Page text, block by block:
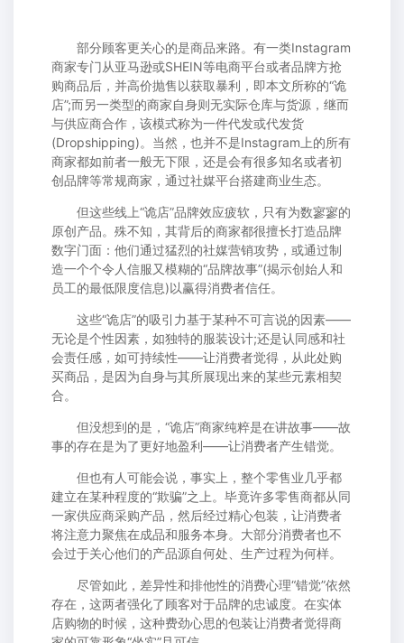
部分顾客更关心的是商品来路。有一类Instagram
商家专门从亚马逊或SHEIN等电商平台或者品牌方抢
购商品后，并高价抛售以获取暴利，即本文所称的“诡
店”;而另一类型的商家自身则无实际仓库与货源，继而
与供应商合作，该模式称为一件代发或代发货
(Dropshipping)。当然，也并不是Instagram上的所有
商家都如前者一般无下限，还是会有很多知名或者初
创品牌等常规商家，通过社媒平台搭建商业生态。
但这些线上“诡店”品牌效应疲软，只有为数寥寥的
原创产品。殊不知，其背后的商家都很擅长打造品牌
数字门面：他们通过猛烈的社媒营销攻势，或通过制
造一个个令人信服又模糊的“品牌故事”(揭示创始人和
员工的最低限度信息)以赢得消费者信任。
这些“诡店”的吸引力基于某种不可言说的因素——
无论是个性因素，如独特的服装设计;还是认同感和社
会责任感，如可持续性——让消费者觉得，从此处购
买商品，是因为自身与其所展现出来的某些元素相契
合。
但没想到的是，“诡店”商家纯粹是在讲故事——故
事的存在是为了更好地盈利——让消费者产生错觉。
但也有人可能会说，事实上，整个零售业几乎都
建立在某种程度的“欺骗”之上。毕竟许多零售商都从同
一家供应商采购产品，然后经过精心包装，让消费者
将注意力聚焦在成品和服务本身。大部分消费者也不
会过于关心他们的产品源自何处、生产过程为何样。
尽管如此，差异性和排他性的消费心理“错觉”依然
存在，这两者强化了顾客对于品牌的忠诚度。在实体
店购物的时候，这种费劲心思的包装让消费者觉得商